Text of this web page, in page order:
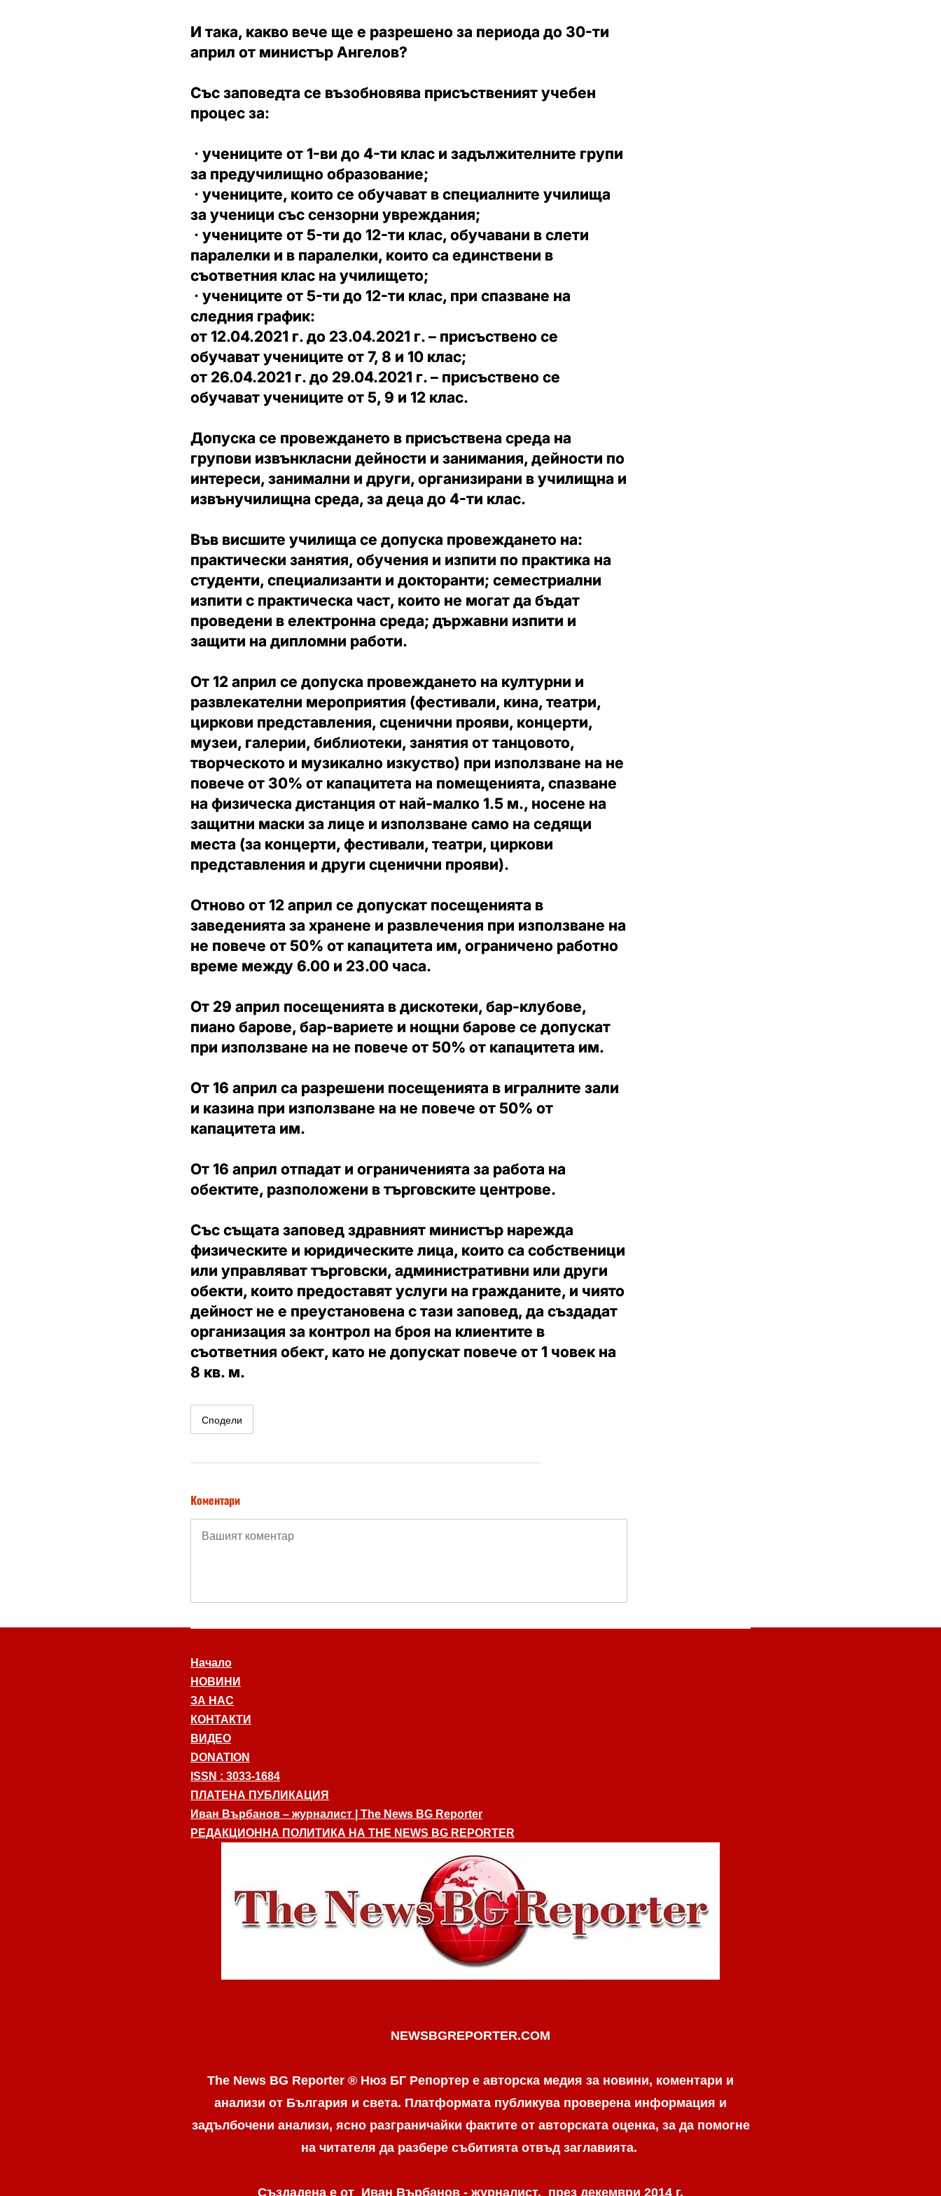
И така, какво вече ще е разрешено за периода до 30-ти
април от министър Ангелов?
Със заповедта се възобновява присъственият учебен
процес за:
· учениците от 1-ви до 4-ти клас и задължителните групи
за предучилищно образование;
· учениците, които се обучават в специалните училища
за ученици със сензорни увреждания;
· учениците от 5-ти до 12-ти клас, обучавани в слети
паралелки и в паралелки, които са единствени в
съответния клас на училището;
· учениците от 5-ти до 12-ти клас, при спазване на
следния график:
от 12.04.2021 г. до 23.04.2021 г. – присъствено се
обучават учениците от 7, 8 и 10 клас;
от 26.04.2021 г. до 29.04.2021 г. – присъствено се
обучават учениците от 5, 9 и 12 клас.
Допуска се провеждането в присъствена среда на
групови извънкласни дейности и занимания, дейности по
интереси, занимални и други, организирани в училищна и
извънучилищна среда, за деца до 4-ти клас.
Във висшите училища се допуска провеждането на:
практически занятия, обучения и изпити по практика на
студенти, специализанти и докторанти; семестриални
изпити с практическа част, които не могат да бъдат
проведени в електронна среда; държавни изпити и
защити на дипломни работи.
От 12 април се допуска провеждането на културни и
развлекателни мероприятия (фестивали, кина, театри,
циркови представления, сценични прояви, концерти,
музеи, галерии, библиотеки, занятия от танцовото,
творческото и музикално изкуство) при използване на не
повече от 30% от капацитета на помещенията, спазване
на физическа дистанция от най-малко 1.5 м., носене на
защитни маски за лице и използване само на седящи
места (за концерти, фестивали, театри, циркови
представления и други сценични прояви).
Отново от 12 април се допускат посещенията в
заведенията за хранене и развлечения при използване на
не повече от 50% от капацитета им, ограничено работно
време между 6.00 и 23.00 часа.
От 29 април посещенията в дискотеки, бар-клубове,
пиано барове, бар-вариете и нощни барове се допускат
при използване на не повече от 50% от капацитета им.
От 16 април са разрешени посещенията в игралните зали
и казина при използване на не повече от 50% от
капацитета им.
От 16 април отпадат и ограниченията за работа на
обектите, разположени в търговските центрове.
Със същата заповед здравният министър нарежда
физическите и юридическите лица, които са собственици
или управляват търговски, административни или други
обекти, които предоставят услуги на гражданите, и чиято
дейност не е преустановена с тази заповед, да създадат
организация за контрол на броя на клиентите в
съответния обект, като не допускат повече от 1 човек на
8 кв. м.
Сподели
Коментари
Начало
НОВИНИ
ЗА НАС
КОНТАКТИ
ВИДЕО
DONATION
ISSN : 3033-1684
ПЛАТЕНА ПУБЛИКАЦИЯ
Иван Върбанов – журналист | The News BG Reporter
РЕДАКЦИОННА ПОЛИТИКА НА THE NEWS BG REPORTER
NEWSBGREPORTER.COM
The News BG Reporter ® Нюз БГ Репортер е авторска медия за новини, коментари и
анализи от България и света. Платформата публикува проверена информация и
задълбочени анализи, ясно разграничaйки фактите от авторската оценка, за да помогне
на читателя да разбере събитията отвъд заглавията.
Създадена е от Иван Върбанов - журналист, през декември 2014 г.